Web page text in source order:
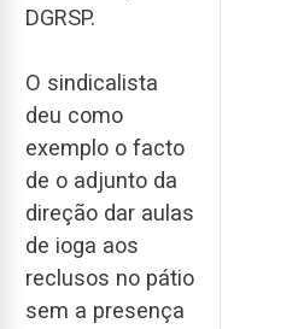
DGRSP.
O sindicalista
deu como
exemplo o facto
de o adjunto da
direção dar aulas
de ioga aos
reclusos no pátio
sem a presença